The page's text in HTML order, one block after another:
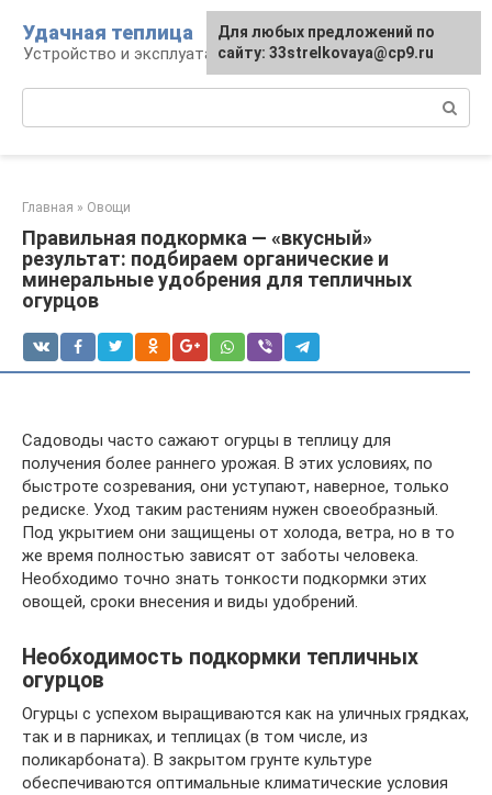
контенту
Удачная теплица
Устройство и эксплуатация теплиц
Главная » Овощи
Правильная подкормка — «вкусный»
результат: подбираем органические и
минеральные удобрения для тепличных
огурцов
Садоводы часто сажают огурцы в теплицу для
получения более раннего урожая. В этих условиях, по
быстроте созревания, они уступают, наверное, только
редиске. Уход таким растениям нужен своеобразный.
Под укрытием они защищены от холода, ветра, но в то
же время полностью зависят от заботы человека.
Необходимо точно знать тонкости подкормки этих
овощей, сроки внесения и виды удобрений.
Необходимость подкормки тепличных
огурцов
Огурцы с успехом выращиваются как на уличных грядках,
так и в парниках, и теплицах (в том числе, из
поликарбоната). В закрытом грунте культуре
обеспечиваются оптимальные климатические условия
Для любых предложений по
сайту: 33strelkovaya@cp9.ru